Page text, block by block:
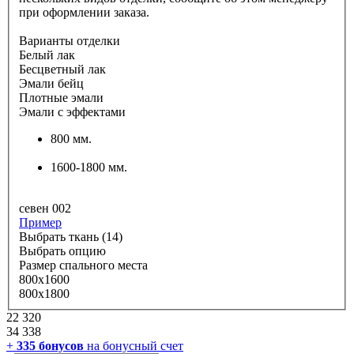
при оформлении заказа.
Варианты отделки
Белый лак
Бесцветный лак
Эмали бейц
Плотные эмали
Эмали с эффектами
800 мм.
1600-1800 мм.
севен 002
Пример
Выбрать ткань (14)
Выбрать опцию
Размер спального места
800х1600
800х1800
22 320
34 338
+ 335 бонусов на бонусный счет